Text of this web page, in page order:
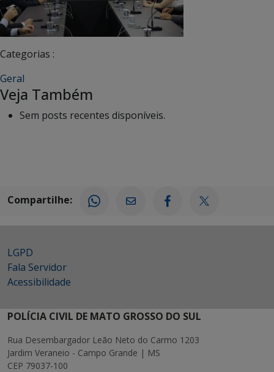
Categorias :
Geral
Veja Também
Sem posts recentes disponíveis.
Compartilhe:
LGPD
Fala Servidor
Acessibilidade
POLÍCIA CIVIL DE MATO GROSSO DO SUL
Rua Desembargador Leão Neto do Carmo 1203
Jardim Veraneio - Campo Grande | MS
CEP 79037-100